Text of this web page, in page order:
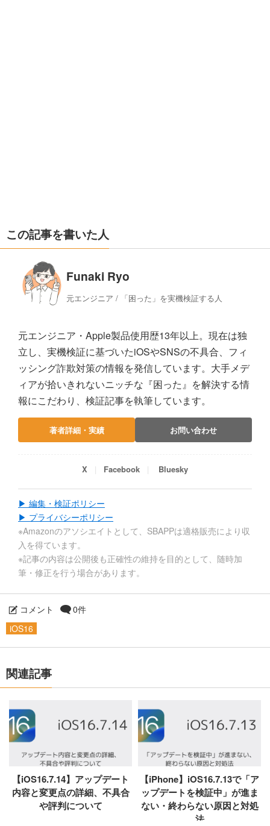
この記事を書いた人
Funaki Ryo
元エンジニア / 「困った」を実機検証する人
元エンジニア・Apple製品使用歴13年以上。現在は独
立し、実機検証に基づいたiOSやSNSの不具合、フィ
ッシング詐欺対策の情報を発信しています。大手メデ
ィアが拾いきれないニッチな『困った』を解決する情
報にこだわり、検証記事を執筆しています。
著者詳細・実績 お問い合わせ
X Facebook Bluesky
▶ 編集・検証ポリシー
▶ プライバシーポリシー
※Amazonのアソシエイトとして、SBAPPは適格販売により収
入を得ています。
※記事の内容は公開後も正確性の維持を目的として、随時加
筆・修正を行う場合があります。
コメント
0件
iOS16
関連記事
【iOS16.7.14】アップデート
内容と変更点の詳細、不具合
や評判について
【iPhone】iOS16.7.13で「ア
ップデートを検証中」が進ま
ない・終わらない原因と対処
法